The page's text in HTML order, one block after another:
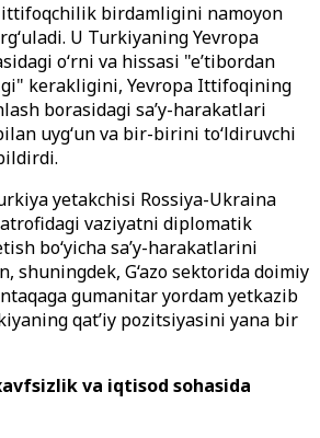
ittifoqchilik birdamligini namoyon
U Turkiyaning Yevropa
o‘rni va hissasi "e’tibordan
kerakligini, Yevropa Ittifoqining
borasidagi sa’y-harakatlari
uyg‘un va bir-birini to‘ldiruvchi
yetakchisi Rossiya-Ukraina
vaziyatni diplomatik
bo‘yicha sa’y-harakatlarini
shuningdek, G‘azo sektorida doimiy
gumanitar yordam yetkazib
qat’iy pozitsiyasini yana bir
va iqtisod sohasida